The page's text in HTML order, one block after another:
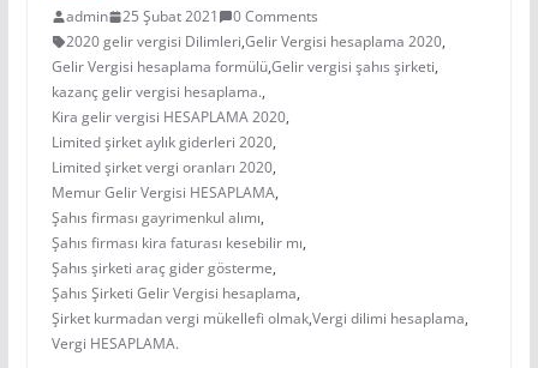
admin 25 Şubat 2021
0 Comments
2020 gelir vergisi Dilimleri,Gelir Vergisi hesaplama 2020,
Gelir Vergisi hesaplama formülü,Gelir vergisi şahıs şirketi,
kazanç gelir vergisi hesaplama.,
Kira gelir vergisi HESAPLAMA 2020,
Limited şirket aylık giderleri 2020,
Limited şirket vergi oranları 2020,
Memur Gelir Vergisi HESAPLAMA,
Şahıs firması gayrimenkul alımı,
Şahıs firması kira faturası kesebilir mı,
Şahıs şirketi araç gider gösterme,
Şahıs Şirketi Gelir Vergisi hesaplama,
Şirket kurmadan vergi mükellefi olmak,Vergi dilimi hesaplama,
Vergi HESAPLAMA.